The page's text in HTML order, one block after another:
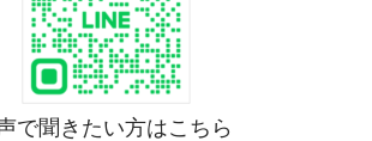
で聞きたい方はこちら